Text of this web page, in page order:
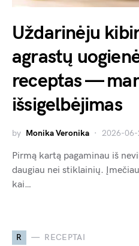
Uždarinėju
agrastų
receptas —
išsigelbėjimas
by Monika Veronika 2026-
Pirmą kartą pagaminau iš
daugiau nei stiklainių.
kai…
R RECEPTAI